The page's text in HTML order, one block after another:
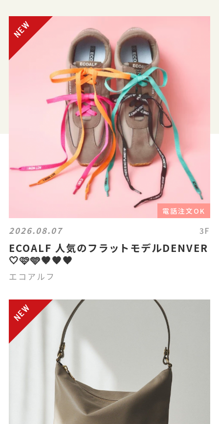
電話注文OK
2026.08.07 3F
ECOALF 人気のフラットモデルDENVER
🤍🩷🩵🤎🧡🖤
エコアルフ